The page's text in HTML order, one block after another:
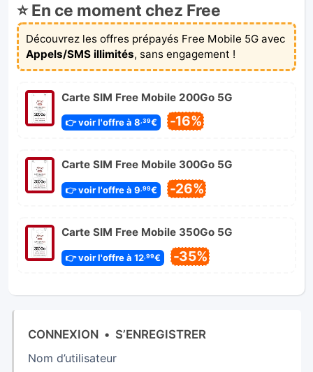
⭐ En ce moment chez Free
Découvrez les offres prépayés Free Mobile 5G avec
Appels/SMS illimités, sans engagement !
Carte SIM Free Mobile 200Go 5G
👉 voir l'offre à 8,39€ -16%
Carte SIM Free Mobile 300Go 5G
👉 voir l'offre à 9 ,99€ -26%
Carte SIM Free Mobile 350Go 5G
👉 voir l'offre à 12,99€ -35%
CONNEXION • S’ENREGISTRER
Nom d’utilisateur